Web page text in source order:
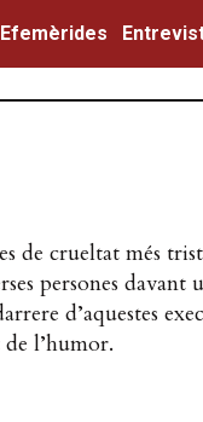
Efemèrides
de crueltat més
persones davant
d’aquestes
l’humor.